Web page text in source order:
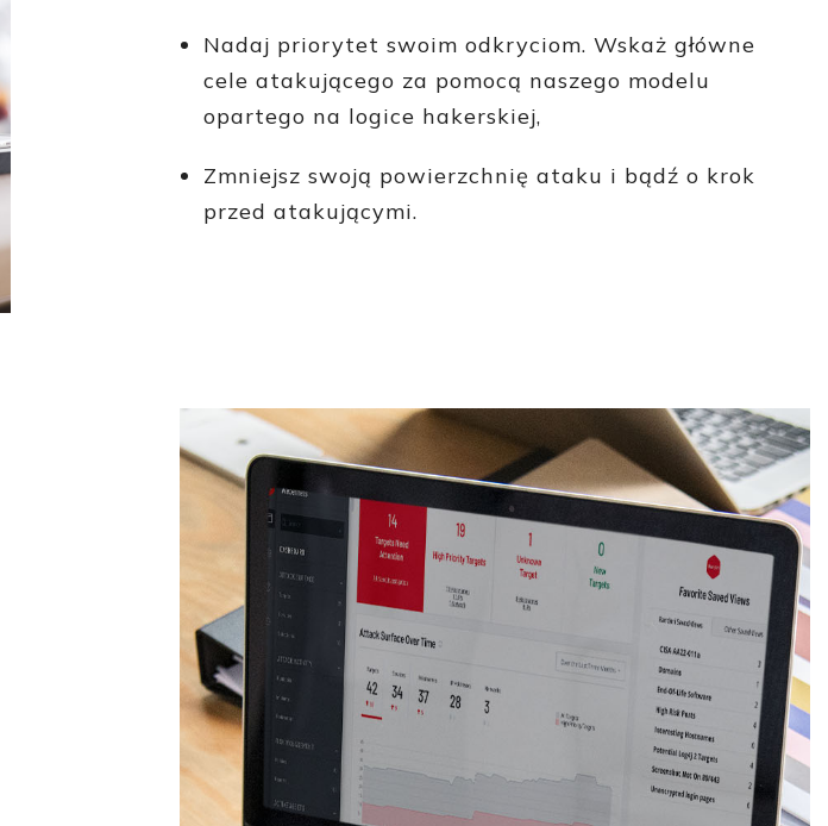
Nadaj priorytet swoim odkryciom. Wskaż główne
cele atakującego za pomocą naszego modelu
opartego na logice hakerskiej,
Zmniejsz swoją powierzchnię ataku i bądź o krok
przed atakującymi.